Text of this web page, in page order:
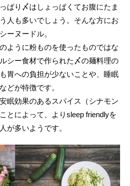
ぱり〆はしょっぱくてお腹にたま
人も多いでしょう。そんな方にお
ーヌードル。
ように粉ものを使ったものではな
シー食材で作られた〆の麺料理の
胃への負担が少ないことや、睡眠
どが特徴です。
眠効果のあるスパイス（シナモン
とによって、よりsleep friendlyを
が多いようです。